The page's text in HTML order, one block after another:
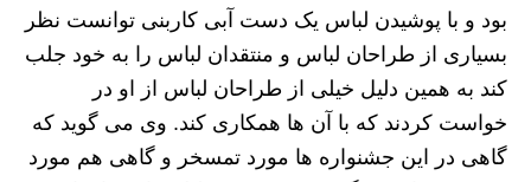
بود و با پوشیدن لباس یک دست آبی کاربنی توانست نظر
بسیاری از طراحان لباس و منتقدان لباس را به خود جلب
کند به همین دلیل خیلی از طراحان لباس از او در
خواست کردند که با آن ها همکاری کند. وی می‌ گوید که
گاهی در این جشنواره ها مورد تمسخر و گاهی هم مورد